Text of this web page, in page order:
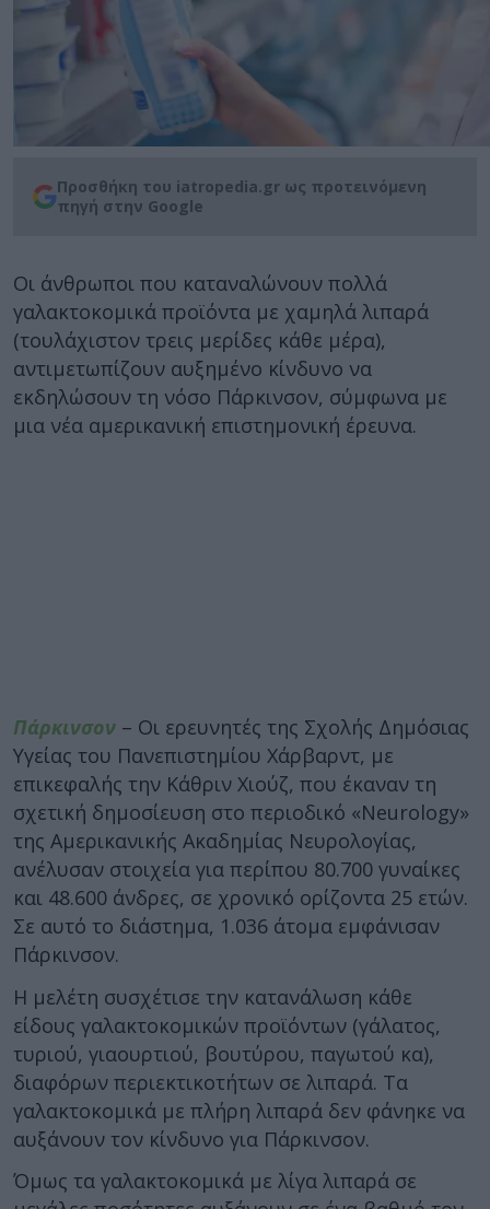
Προσθήκη του iatropedia.gr ως προτεινόμενη
πηγή στην Google
Οι άνθρωποι που καταναλώνουν πολλά
γαλακτοκομικά προϊόντα με χαμηλά λιπαρά
(τουλάχιστον τρεις μερίδες κάθε μέρα),
αντιμετωπίζουν αυξημένο κίνδυνο να
εκδηλώσουν τη νόσο Πάρκινσον, σύμφωνα με
μια νέα αμερικανική επιστημονική έρευνα.
Πάρκινσον – Οι ερευνητές της Σχολής Δημόσιας
Υγείας του Πανεπιστημίου Χάρβαρντ, με
επικεφαλής την Κάθριν Χιούζ, που έκαναν τη
σχετική δημοσίευση στο περιοδικό «Neurology»
της Αμερικανικής Ακαδημίας Νευρολογίας,
ανέλυσαν στοιχεία για περίπου 80.700 γυναίκες
και 48.600 άνδρες, σε χρονικό ορίζοντα 25 ετών.
Σε αυτό το διάστημα, 1.036 άτομα εμφάνισαν
Πάρκινσον.
Η μελέτη συσχέτισε την κατανάλωση κάθε
είδους γαλακτοκομικών προϊόντων (γάλατος,
τυριού, γιαουρτιού, βουτύρου, παγωτού κα),
διαφόρων περιεκτικοτήτων σε λιπαρά. Τα
γαλακτοκομικά με πλήρη λιπαρά δεν φάνηκε να
αυξάνουν τον κίνδυνο για Πάρκινσον.
Όμως τα γαλακτοκομικά με λίγα λιπαρά σε